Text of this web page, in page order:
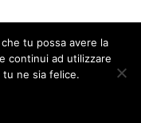
rimane chiuso
nazionali
di San
tu possa avere la
continui ad utilizzare
ne sia felice.